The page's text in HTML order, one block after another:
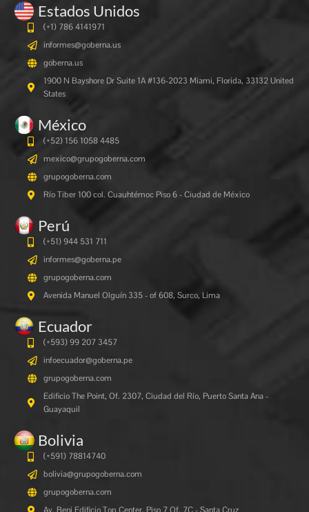
Estados Unidos
(+1) 786 4141971
informes@goberna.us
goberna.us
1900 N Bayshore Dr Suite 1A #136-2023 Miami, Florida, 33132 United
States
México
(+52) 156 1058 4485
mexico@grupogoberna.com
grupogoberna.com
Río Tiber 100 col. Cuauhtémoc Piso 6 - Ciudad de México
Perú
(+51) 944 531 711
informes@goberna.pe
grupogoberna.com
Avenida Manuel Olguín 335 - of 608, Surco, Lima
Ecuador
(+593) 99 207 3457
infoecuador@goberna.pe
grupogoberna.com
Edificio The Point, Of. 2307, Ciudad del Río, Puerto Santa Ana -
Guayaquil
Bolivia
(+591) 78814740
bolivia@grupogoberna.com
grupogoberna.com